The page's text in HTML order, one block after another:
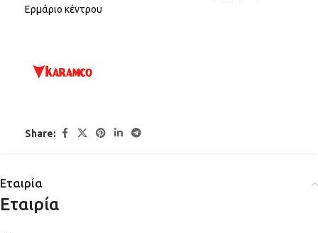
Ερμάριο κέντρου
Share:
Εταιρία
Εταιρία